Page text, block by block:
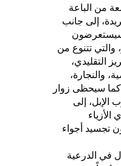
من الباعة
إلى جانب
سيستعرضون
والتي تتنوع من
التقليدي،
والنجارة،
كما سيحظى زوار
الإبل، إلى
تجسيد أجواء
في الدرعية